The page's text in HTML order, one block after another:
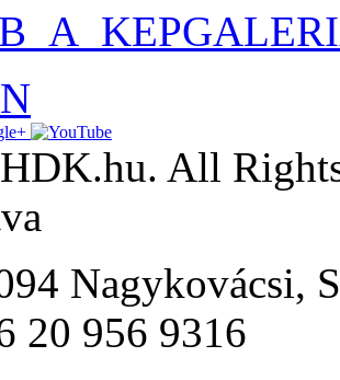
All
Nagykovácsi,
20 956 9316